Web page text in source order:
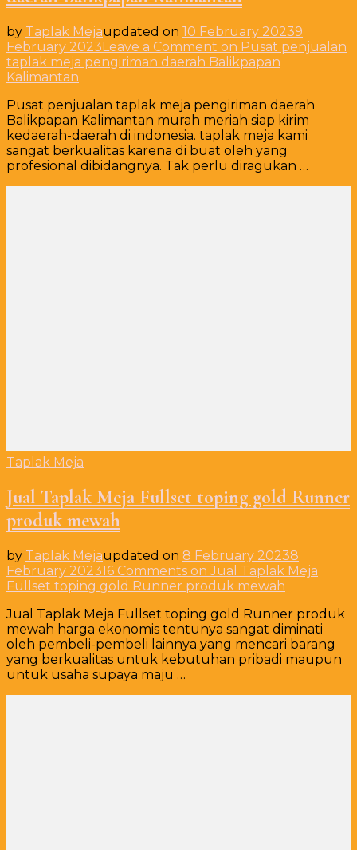
by Taplak Mejaupdated on 10 February 20239
February 2023Leave a Comment on Pusat penjualan
taplak meja pengiriman daerah Balikpapan
Kalimantan
Pusat penjualan taplak meja pengiriman daerah
Balikpapan Kalimantan murah meriah siap kirim
kedaerah-daerah di indonesia. taplak meja kami
sangat berkualitas karena di buat oleh yang
profesional dibidangnya. Tak perlu diragukan …
Taplak Meja
Jual Taplak Meja Fullset toping gold Runner
produk mewah
by Taplak Mejaupdated on 8 February 20238
February 202316 Comments on Jual Taplak Meja
Fullset toping gold Runner produk mewah
Jual Taplak Meja Fullset toping gold Runner produk
mewah harga ekonomis tentunya sangat diminati
oleh pembeli-pembeli lainnya yang mencari barang
yang berkualitas untuk kebutuhan pribadi maupun
untuk usaha supaya maju …